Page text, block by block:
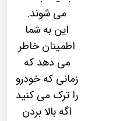
می شوند.
این به شما
اطمینان خاطر
می دهد که
زمانی که خودرو
را ترک می کنید
اگه بالا بردن